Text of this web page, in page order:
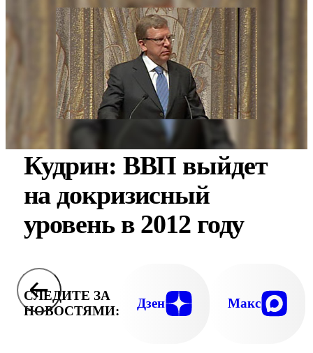
Кудрин: ВВП выйдет
на докризисный
уровень в 2012 году
СЛЕДИТЕ ЗА
НОВОСТЯМИ:
Дзен Макс